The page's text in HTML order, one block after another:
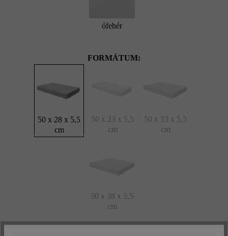
ófehér
FORMÁTUM:
50 x 28 x 5,5
cm
50 x 23 x 5,5
cm
50 x 33 x 5,5
cm
50 x 38 x 5,5
cm